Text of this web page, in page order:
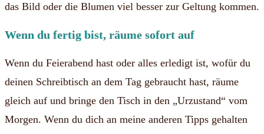
das Bild oder die Blumen viel besser zur Geltung kommen.
Wenn du fertig bist, räume sofort auf
Wenn du Feierabend hast oder alles erledigt ist, wofür du
deinen Schreibtisch an dem Tag gebraucht hast, räume
gleich auf und bringe den Tisch in den „Urzustand“ vom
Morgen. Wenn du dich an meine anderen Tipps gehalten